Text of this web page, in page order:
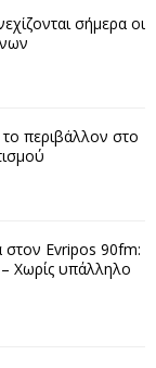
σήμερα οι
περιβάλλον στο
Evripos 90fm:
Χωρίς υπάλληλο